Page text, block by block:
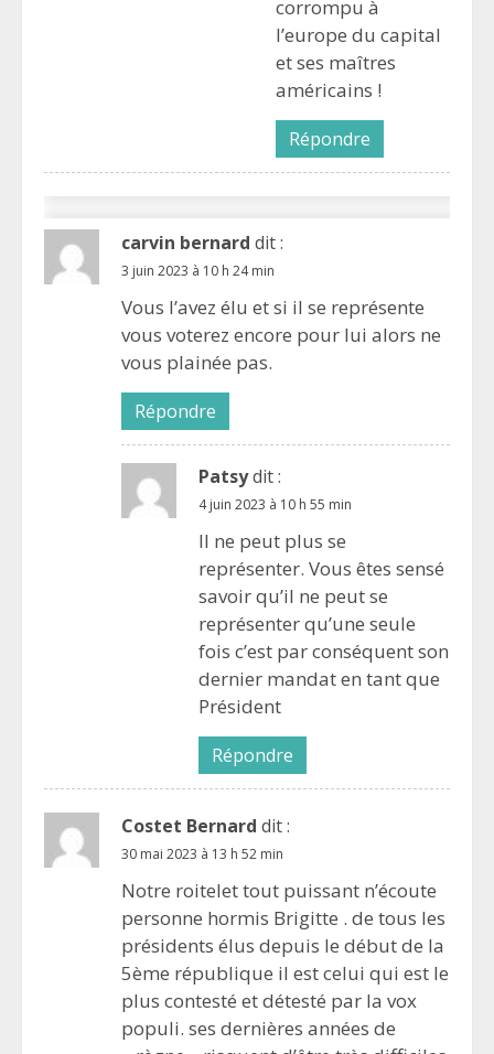
corrompu à
l’europe du capital
et ses maîtres
américains !
Répondre
carvin bernard dit :
3 juin 2023 à 10 h 24 min
Vous l’avez élu et si il se représente
vous voterez encore pour lui alors ne
vous plainée pas.
Répondre
Patsydit :
4 juin 2023 à 10 h 55 min
Il ne peut plus se
représenter. Vous êtes sensé
savoir qu’il ne peut se
représenter qu’une seule
fois c’est par conséquent son
dernier mandat en tant que
Président
Répondre
Costet Bernard dit :
30 mai 2023 à 13 h 52 min
Notre roitelet tout puissant n’écoute
personne hormis Brigitte . de tous les
présidents élus depuis le début de la
5ème république il est celui qui est le
plus contesté et détesté par la vox
populi. ses dernières années de